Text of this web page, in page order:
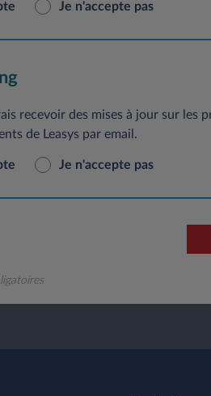
Je n'accepte pas
recevoir des mises à jour sur les
de Leasys par email.
Je n'accepte pas